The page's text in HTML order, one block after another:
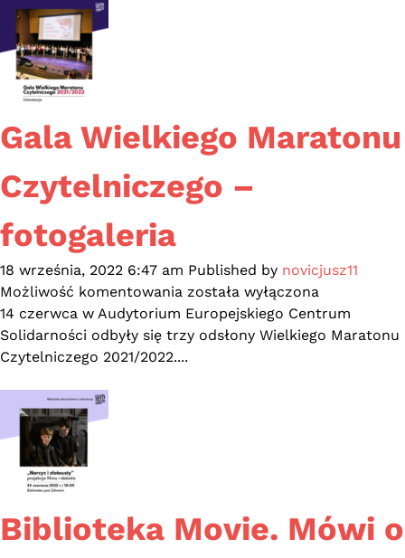
Gala Wielkiego Maratonu
Czytelniczego –
fotogaleria
18 września, 2022 6:47 am Published by novicjusz11
Możliwość komentowania Gala
Wielkiego
Maratonu
Czytelniczego
została wyłączona
14 czerwca w Audytorium Europejskiego Centrum
Solidarności odbyły się trzy odsłony Wielkiego Maratonu
Czytelniczego 2021/2022....
Biblioteka Movie. Mówi o